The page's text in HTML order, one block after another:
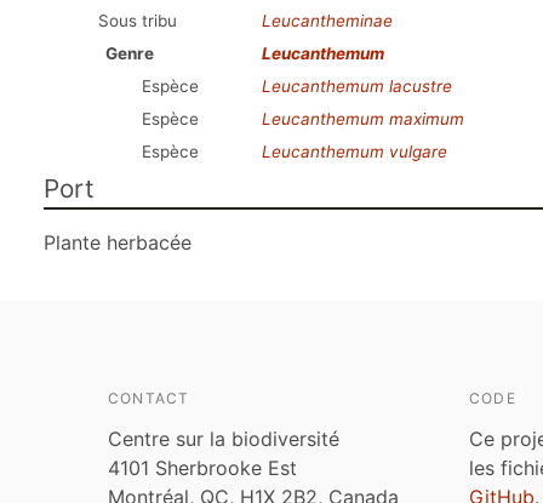
Sous tribu
Leucantheminae
Genre
Leucanthemum
Espèce
Leucanthemum lacustre
Espèce
Leucanthemum maximum
Espèce
Leucanthemum vulgare
Port
Plante herbacée
CONTACT
Centre sur la biodiversité
4101 Sherbrooke Est
Montréal, QC, H1X 2B2, Canada
CODE
Ce
les
GitHub.